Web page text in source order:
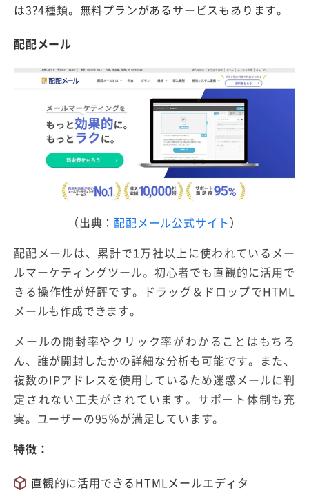
は3?4種類。無料プランがあるサービスもあります。
配配メール
（出典： 配配メール公式サイト）
配配メールは、累計で1万社以上に使われているメー
ルマーケティングツール。初心者でも直観的に活用で
きる操作性が好評です。ドラッグ＆ドロップでHTML
メールも作成できます。
メールの開封率やクリック率がわかることはもちろ
ん、誰が開封したかの詳細な分析も可能です。また、
複数のIPアドレスを使用しているため迷惑メールに判
定されない工夫がされています。サポート体制も充
実。ユーザーの95％が満足しています。
特徴：
直観的に活用できるHTMLメールエディタ